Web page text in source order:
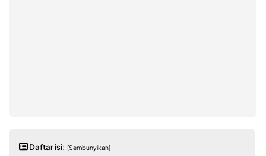
Daftar isi: [Sembunyikan]